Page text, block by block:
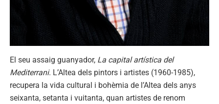
El seu assaig guanyador, La capital artística del
Mediterrani. L’Altea dels pintors i artistes (1960-1985),
recupera la vida cultural i bohèmia de l’Altea dels anys
seixanta, setanta i vuitanta, quan artistes de renom